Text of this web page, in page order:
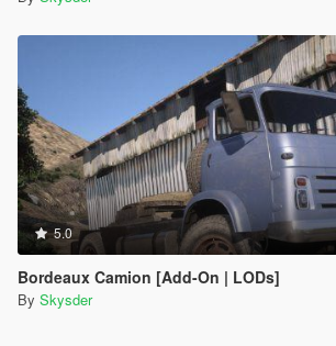
5.0
Bordeaux Camion [Add-On | LODs]
By Skysder